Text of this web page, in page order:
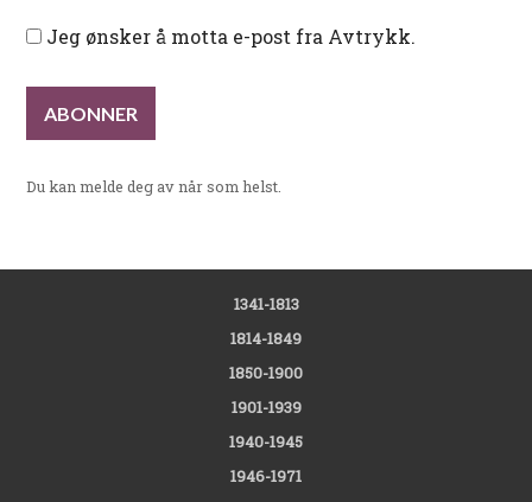
Jeg ønsker å motta e-post fra Avtrykk.
Du kan melde deg av når som helst.
1341-1813
1814-1849
1850-1900
1901-1939
1940-1945
1946-1971